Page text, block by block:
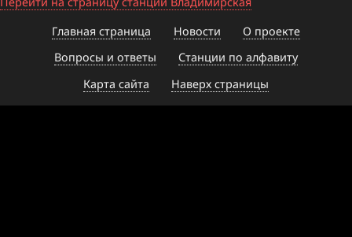
Главная страница
Новости
О проекте
Вопросы и ответы
Станции по алфавиту
Карта сайта
Наверх страницы